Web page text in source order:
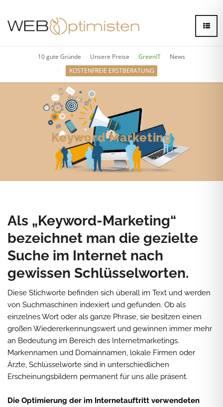
10 gute Gründe Unsere Preise GreenIT
News
KOSTENFREIE ERSTBERATUNG
Keyword Marketing
Social Media (Facebook, Twitter, Instagram)
Google AdWords / Micro-Campaigning
Facebook-Werbung
Keyword Marketing
Als „Keyword-Marketing“
bezeichnet man die gezielte
Suche im Internet nach
gewissen Schlüsselworten.
Diese Stichworte befinden sich überall im Text und werden
von Suchmaschinen indexiert und gefunden. Ob als
einzelnes Wort oder als ganze Phrase, sie besitzen einen
großen Wiedererkennungswert und gewinnen immer mehr
an Bedeutung im Bereich des Internetmarketings.
Markennamen und Domainnamen, lokale Firmen oder
Ärzte, Schlüsselworte sind in unterschiedlichen
Erscheinungsbildern permanent für uns alle präsent.
Die Optimierung der im Internetauftritt verwendeten